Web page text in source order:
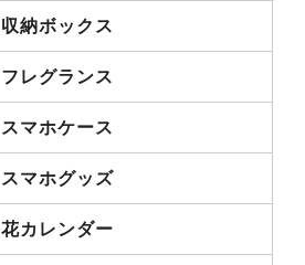
収納ボックス
フレグランス
スマホケース
スマホグッズ
花カレンダー